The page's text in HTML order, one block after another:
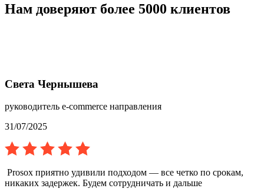
Нам доверяют более 5000 клиентов
Света Чернышева
руководитель e-commerce направления
31/07/2025
Prosox приятно удивили подходом — все четко по срокам,
никаких задержек. Будем сотрудничать и дальше